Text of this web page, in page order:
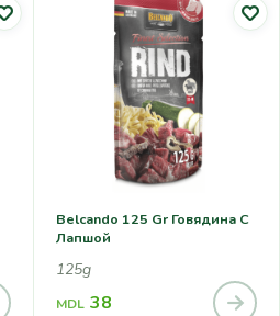
Belcando 125 Gr Говядина С
Лапшой
125g
MDL 38